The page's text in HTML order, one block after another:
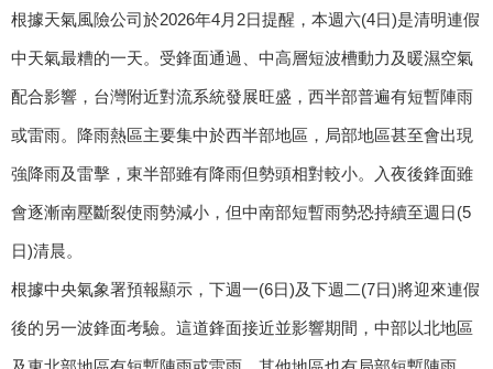
根據天氣風險公司於2026年4月2日提醒，本週六(4日)是清明連假
中天氣最糟的一天。受鋒面通過、中高層短波槽動力及暖濕空氣
配合影響，台灣附近對流系統發展旺盛，西半部普遍有短暫陣雨
或雷雨。降雨熱區主要集中於西半部地區，局部地區甚至會出現
強降雨及雷擊，東半部雖有降雨但勢頭相對較小。入夜後鋒面雖
會逐漸南壓斷裂使雨勢減小，但中南部短暫雨勢恐持續至週日(5
日)清晨。
根據中央氣象署預報顯示，下週一(6日)及下週二(7日)將迎來連假
後的另一波鋒面考驗。這道鋒面接近並影響期間，中部以北地區